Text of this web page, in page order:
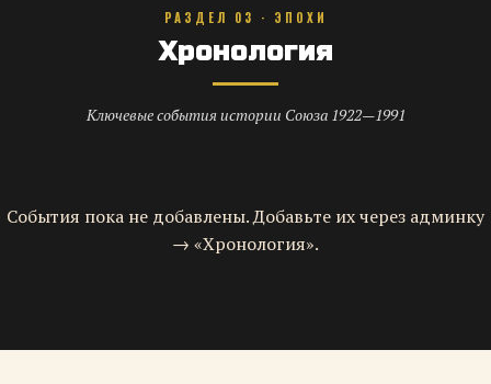
РАЗДЕЛ 03 · ЭПОХИ
Хронология
Ключевые события истории Союза 1922—1991
События пока не добавлены. Добавьте их через админку
→ «Хронология».